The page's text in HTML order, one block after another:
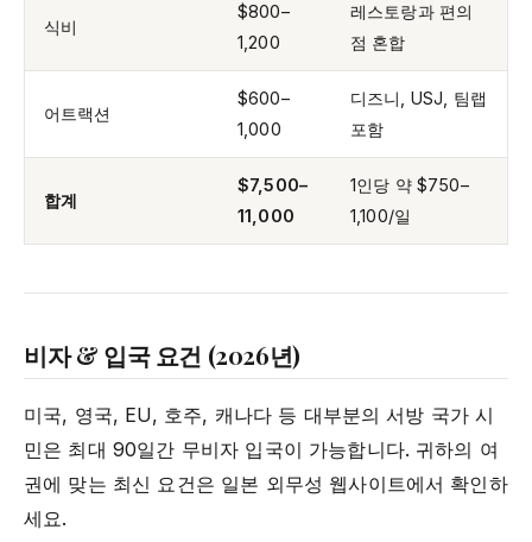
식비
$800–
1,200
레스토랑과 편의
점 혼합
어트랙션
$600–
1,000
디즈니, USJ, 팀랩
포함
합계
$7,500–
11,000
1인당 약 $750–
1,100/일
비자 & 입국 요건 (2026년)
미국, 영국, EU, 호주, 캐나다 등 대부분의 서방 국가 시
민은 최대 90일간 무비자 입국이 가능합니다. 귀하의 여
권에 맞는 최신 요건은 일본 외무성 웹사이트에서 확인하
세요.